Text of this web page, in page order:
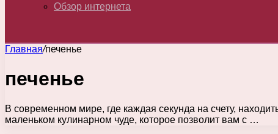
Обзор интернета
Главная/печенье
печенье
В современном мире, где каждая секунда на счету,
маленьком кулинарном чуде, которое позволит вам с …